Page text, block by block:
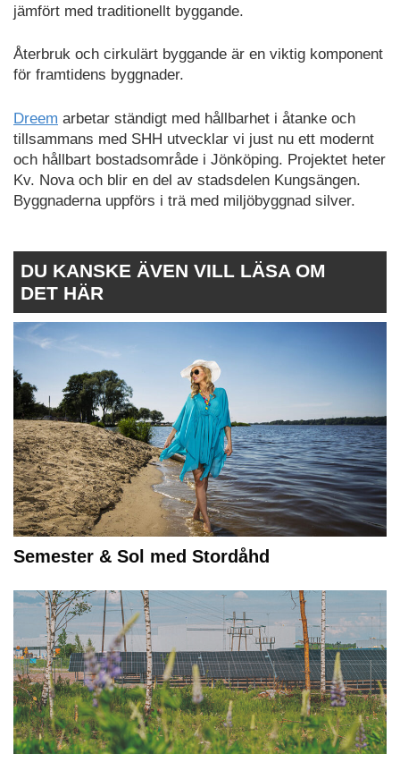
jämfört med traditionellt byggande.
Återbruk och cirkulärt byggande är en viktig komponent
för framtidens byggnader.
Dreem arbetar ständigt med hållbarhet i åtanke och
tillsammans med SHH utvecklar vi just nu ett modernt
och hållbart bostadsområde i Jönköping. Projektet heter
Kv. Nova och blir en del av stadsdelen Kungsängen.
Byggnaderna uppförs i trä med miljöbyggnad silver.
DU KANSKE ÄVEN VILL LÄSA OM
DET HÄR
Semester & Sol med Stordåhd